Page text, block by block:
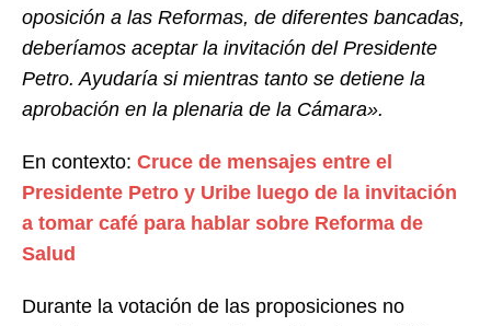
oposición a las Reformas, de diferentes bancadas,
deberíamos aceptar la invitación del Presidente
Petro. Ayudaría si mientras tanto se detiene la
aprobación en la plenaria de la Cámara».
En contexto: Cruce de mensajes entre el
Presidente Petro y Uribe luego de la invitación
a tomar café para hablar sobre Reforma de
Salud
Durante la votación de las proposiciones no